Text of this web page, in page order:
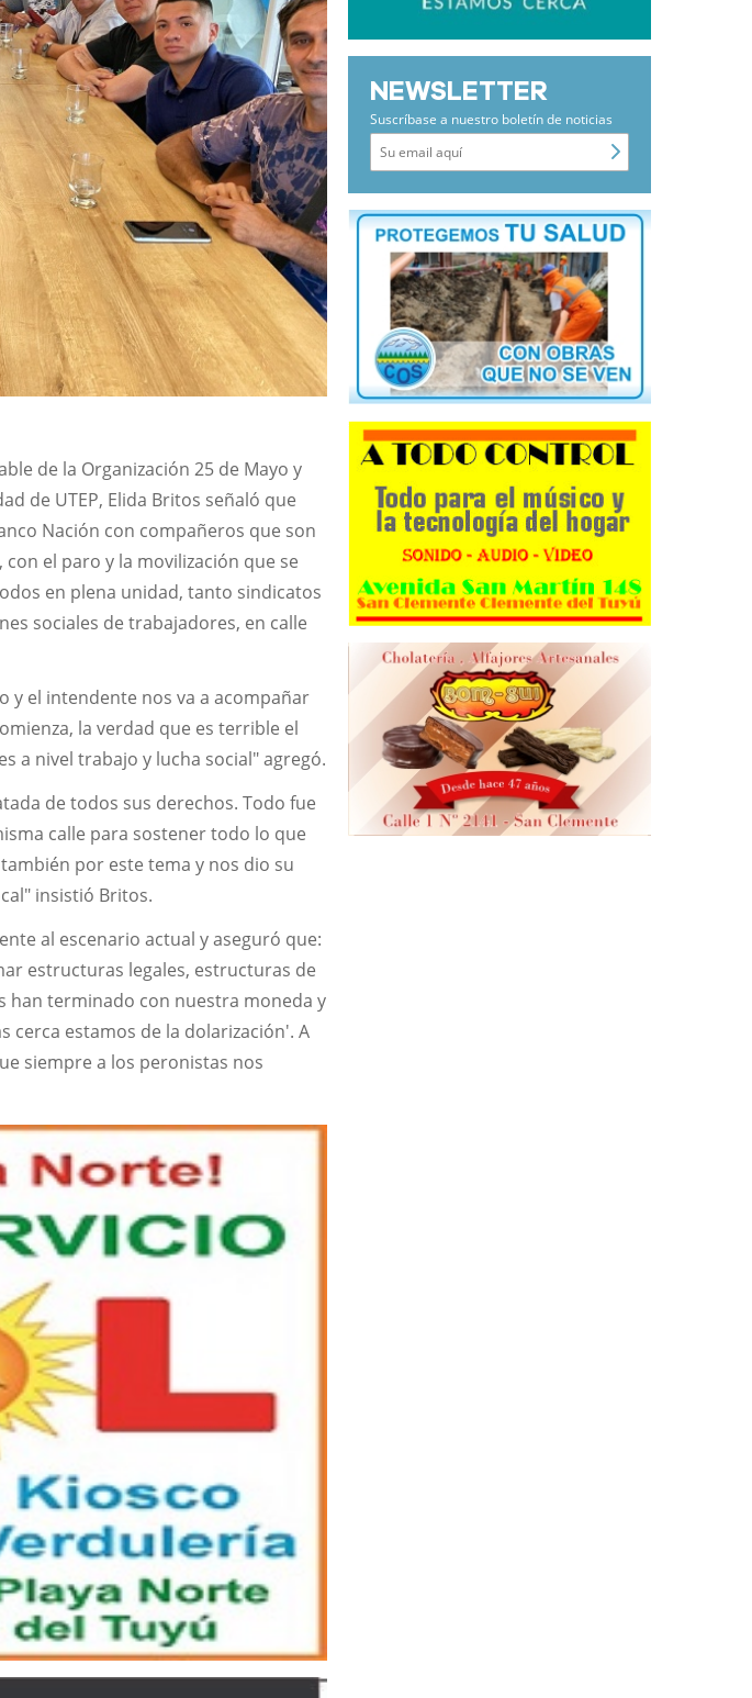
de la Organización 25 de Mayo y
de UTEP, Elida Britos señaló que
Nación con compañeros que son
con el paro y la movilización que se
en plena unidad, tanto sindicatos
sociales de trabajadores, en calle
y el intendente nos va a acompañar
la verdad que es terrible el
a nivel trabajo y lucha social" agregó.
de todos sus derechos. Todo fue
calle para sostener todo lo que
por este tema y nos dio su
insistió Britos.
al escenario actual y aseguró que:
estructuras legales, estructuras de
han terminado con nuestra moneda y
cerca estamos de la dolarización'. A
siempre a los peronistas nos
NEWSLETTER
Suscríbase a nuestro boletín de noticias